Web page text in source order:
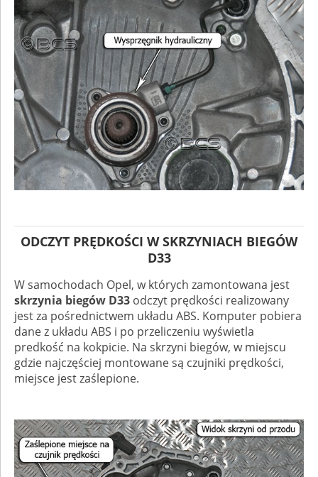
ODCZYT PRĘDKOŚCI W SKRZYNIACH BIEGÓW
D33
W samochodach Opel, w których zamontowana jest
skrzynia biegów D33 odczyt prędkości realizowany
jest za pośrednictwem układu ABS. Komputer pobiera
dane z układu ABS i po przeliczeniu wyświetla
predkość na kokpicie. Na skrzyni biegów, w miejscu
gdzie najczęściej montowane są czujniki prędkości,
miejsce jest zaślepione.